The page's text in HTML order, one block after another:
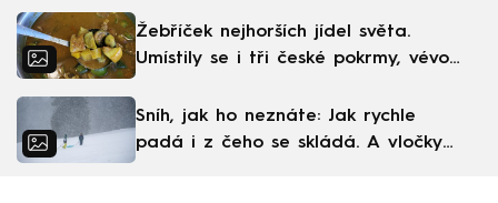
Žebříček nejhorších jídel světa.
Umístily se i tři české pokrmy, vévodí
Sníh, jak ho neznáte: Jak rychle
padá i z čeho se skládá. A vločky